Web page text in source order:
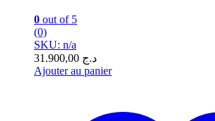
0 out of 5
(0)
SKU: n/a
د.ج
Ajouter au panier